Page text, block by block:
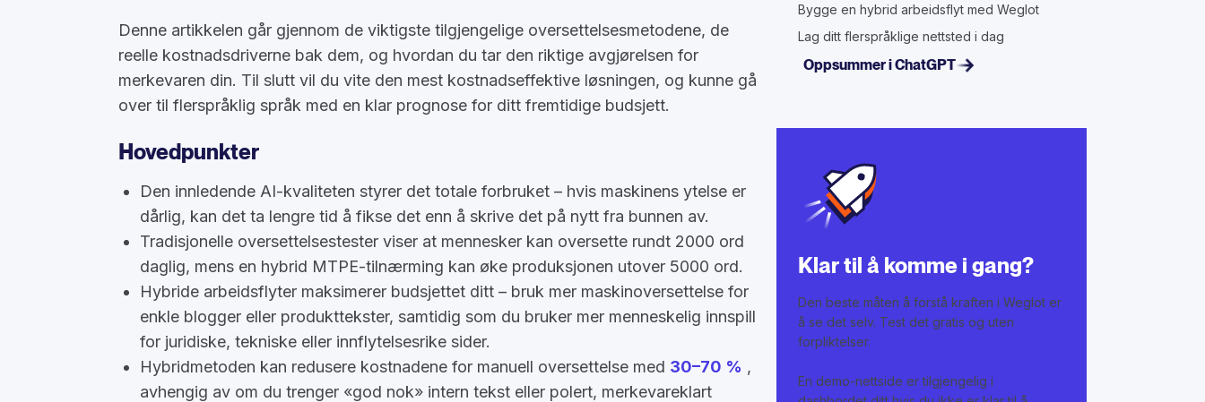
Denne artikkelen går gjennom de viktigste tilgjengelige oversettelsesmetodene, de
reelle kostnadsdriverne bak dem, og hvordan du tar den riktige avgjørelsen for
merkevaren din. Til slutt vil du vite den mest kostnadseffektive løsningen, og kunne gå
over til flerspråklig språk med en klar prognose for ditt fremtidige budsjett.
Hovedpunkter
Den innledende AI-kvaliteten styrer det totale forbruket – hvis maskinens ytelse er
dårlig, kan det ta lengre tid å fikse det enn å skrive det på nytt fra bunnen av.
Tradisjonelle oversettelsestester viser at mennesker kan oversette rundt 2000 ord
daglig, mens en hybrid MTPE-tilnærming kan øke produksjonen utover 5000 ord.
Hybride arbeidsflyter maksimerer budsjettet ditt – bruk mer maskinoversettelse for
enkle blogger eller produkttekster, samtidig som du bruker mer menneskelig innspill
for juridiske, tekniske eller innflytelsesrike sider.
Hybridmetoden kan redusere kostnadene for manuell oversettelse med 30–70 % ,
avhengig av om du trenger «god nok» intern tekst eller polert, merkevareklart
Bygge en hybrid arbeidsflyt med Weglot
Lag ditt flerspråklige nettsted i dag
Oppsummer i ChatGPT
Klar til å komme i gang?
Den beste måten å forstå kraften i Weglot er
å se det selv. Test det gratis og uten
forpliktelser.
En demo-nettside er tilgjengelig i